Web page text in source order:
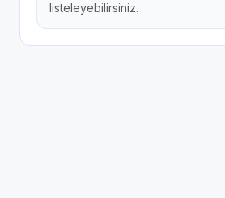
listeleyebilirsiniz.